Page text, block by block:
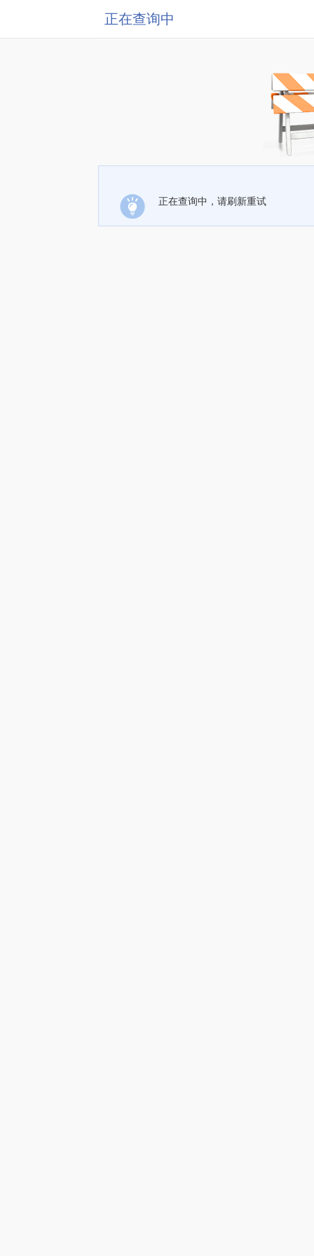
正在查询中
正在查询中，请刷新重试